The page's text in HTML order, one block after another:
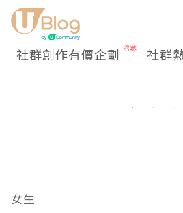
社群創作有價企劃 社群
女生